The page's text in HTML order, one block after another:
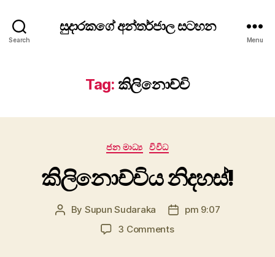
Search
සුදාරකගේ අන්තර්ජාල සටහන
Menu
Tag: කිලිනොච්චි
Categories
ජන මාධ්‍ය විවිධ
කිලිනොච්චිය නිදහස්!
Post
By Supun Sudaraka
Postpm 9:07
3 Commentson